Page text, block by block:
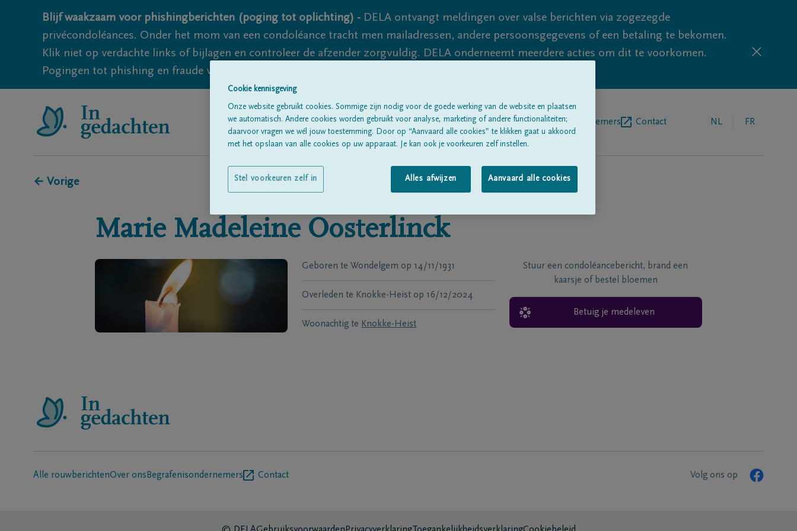
Blijf waakzaam voor phishingberichten (poging tot oplichting) - DELA ontvangt meldingen over valse berichten via zogezegde
privécondoléances. Onder het mom van een condoléance tracht men mailadressen, andere persoonsgegevens of een betaling te bekomen.
Klik niet op verdachte links of bijlagen en controleer de afzender zorgvuldig. DELA onderneemt meerdere acties om dit te voorkomen.
Pogingen tot phishing en fraude vallen echter nooit volledig uit te sluiten, dus blijf waakzaam.
Alle rouwberichten Over onsBegrafenisondernemers Contact NL FR
← Vorige
Marie Madeleine Oosterlinck
Geboren te Wondelgem op 14/11/1931
Overleden te Knokke-Heist op 16/12/2024
Woonachtig te Knokke-Heist
Stuur een condoléancebericht, brand een
kaarsje of bestel bloemen
Betuig je medeleven
Alle rouwberichtenOver ons Begrafenisondernemers Contact Volg ons op
Cookie kennisgeving
Onze website gebruikt cookies. Sommige zijn nodig voor de goede werking van de website en plaatsen
we automatisch. Andere cookies worden gebruikt voor analyse, marketing of andere functionaliteiten;
daarvoor vragen we wél jouw toestemming. Door op “Aanvaard alle cookies” te klikken gaat u akkoord
met het opslaan van alle cookies op uw apparaat. Je kan ook je voorkeuren zelf instellen.
Alles afwijzen Aanvaard alle cookies
Stel voorkeuren zelf in